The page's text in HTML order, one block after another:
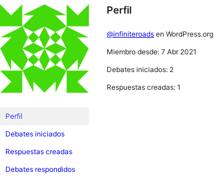
contenido
Perfil
Debates iniciados
Respuestas creadas
Debates respondidos
Perfil
@infiniteroads en WordPress.org
Miembro desde: 7 Abr 2021
Debates iniciados: 2
Respuestas creadas: 1